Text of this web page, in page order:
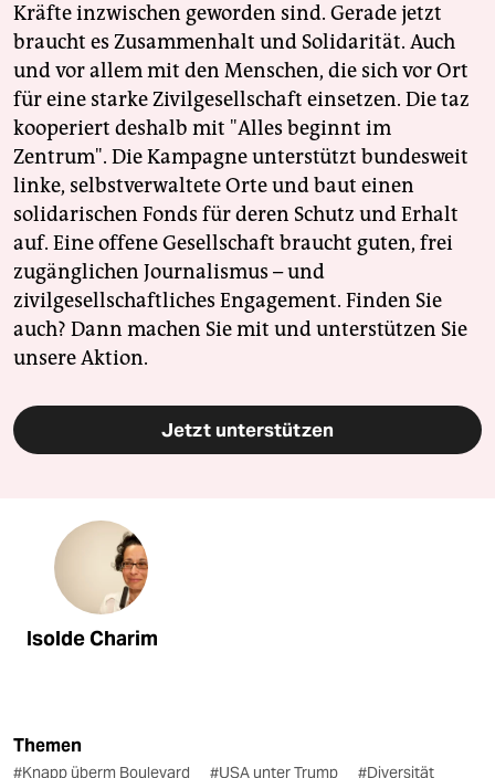
Kräfte inzwischen geworden sind. Gerade jetzt
braucht es Zusammenhalt und Solidarität. Auch
und vor allem mit den Menschen, die sich vor Ort
für eine starke Zivilgesellschaft einsetzen. Die taz
kooperiert deshalb mit "Alles beginnt im
Zentrum". Die Kampagne unterstützt bundesweit
linke, selbstverwaltete Orte und baut einen
solidarischen Fonds für deren Schutz und Erhalt
auf. Eine offene Gesellschaft braucht guten, frei
zugänglichen Journalismus – und
zivilgesellschaftliches Engagement. Finden Sie
auch? Dann machen Sie mit und unterstützen Sie
unsere Aktion.
Jetzt unterstützen
Isolde Charim
Themen
#Knapp überm Boulevard #USA unter Trump
#Diversität